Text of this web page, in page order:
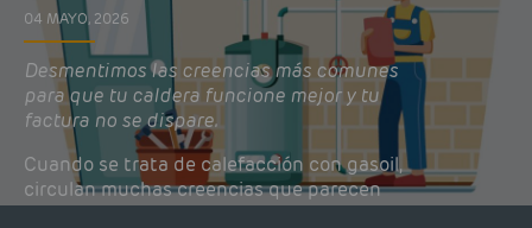
04 MAYO, 2026
Desmentimos las creencias más comunes
para que tu caldera funcione mejor y tu
factura no se dispare.
Cuando se trata de calefacción con gasoil,
circulan muchas creencias que parecen
lógicas pero que, en realidad, pueden estar